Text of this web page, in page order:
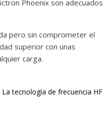
Phoenix son adecuados
pero sin comprometer el
superior con unas
carga.
tecnología de frecuencia HF